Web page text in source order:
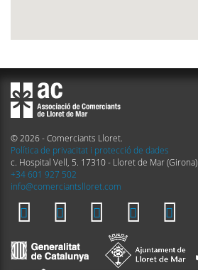
© 2026 - Comerciants Lloret.
Política de privacitat i protecció de dades
c. Hospital Vell, 5. 17310 - Lloret de Mar (Girona)
+34 601 927 502
info@comerciantslloret.com